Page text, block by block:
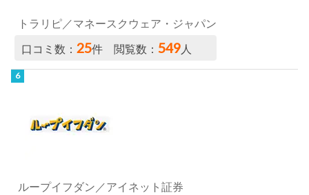
トラリピ／マネースクウェア・ジャパン
口コミ数：25件 閲覧数：549 人
ループイフダン／アイネット証券